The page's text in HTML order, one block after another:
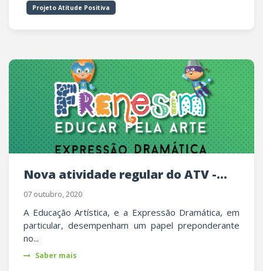
Projeto Atitude Positiva
Nova atividade regular do ATV -...
07 outubro, 2020
A Educação Artística, e a Expressão Dramática, em
particular, desempenham um papel preponderante
no...
Saber mais